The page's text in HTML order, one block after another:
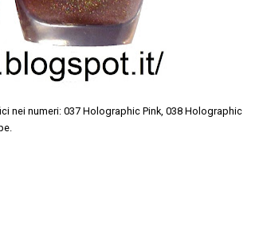
nei numeri: 037 Holographic Pink, 038 Holographic